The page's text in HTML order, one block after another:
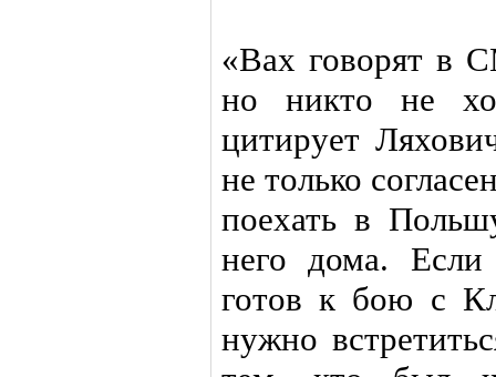
«Вах говорят в
но никто не
цитирует
не только
поехать в
него дома.
готов к бою с
нужно